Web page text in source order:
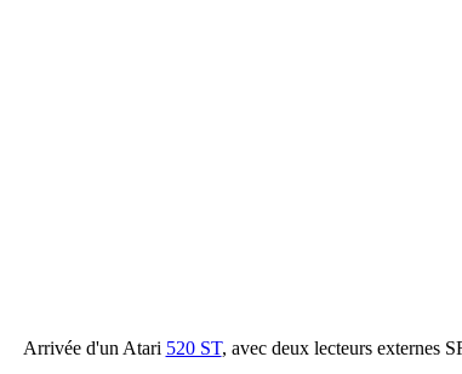
Arrivée d'un Atari 520 ST, avec deux lecteurs externes